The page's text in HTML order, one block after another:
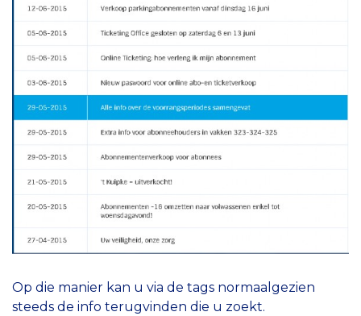
Op die manier kan u via de tags normaalgezien
steeds de info terugvinden die u zoekt.